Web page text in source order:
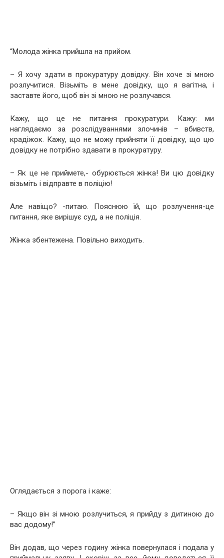
“Молода жінка прийшла на прийом.
– Я хочу здати в прокуратуру довідку. Він хоче зі мною
розлучитися. Візьміть в мене довідку, що я вагітна, і
заставте його, щоб він зі мною не розлучався.
Кажу, що це не питання прокуратури. Кажу: ми
наглядаємо за розслідуваннями злочинів – вбивств,
крадіжок. Кажу, що не можу прийняти її довідку, що цю
довідку не потрібно здавати в прокуратуру.
– Як це не приймете,- обурюється жінка! Ви цю довідку
візьміть і відправте в поліцію!
Але навіщо? -питаю. Пояснюю їй, що розлучення-це
питання, яке вирішує суд, а не поліція.
Жінка збентежена. Повільно виходить.
Оглядається з порога і каже:
– Якщо він зі мною розлучиться, я прийду з дитиною до
вас додому!”
Він додав, що через годину жінка повернулася і подала у